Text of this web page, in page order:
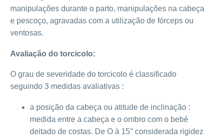
manipulações durante o parto, manipulações na cabeça
e pescoço, agravadas com a utilização de fórceps ou
ventosas.
Avaliação do torcicolo:
O grau de severidade do torcicolo é classificado
seguindo 3 medidas avaliativas :
a posição da cabeça ou atitude de inclinação :
medida entre a cabeça e o ombro com o bebé
deitado de costas. De O à 15° considerada rigidez